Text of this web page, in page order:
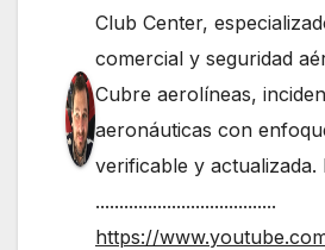
Club Center,
comercial y seguridad
Cubre aerolíneas,
aeronáuticas con
verificable y actualizada.
......................................
https://